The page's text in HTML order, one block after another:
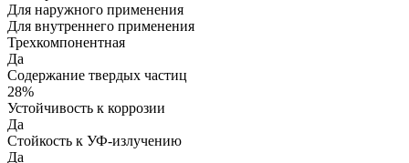
Для наружного применения
Для внутреннего применения
Трехкомпонентная
Да
Содержание твердых частиц
28%
Устойчивость к коррозии
Да
Стойкость к УФ-излучению
Да